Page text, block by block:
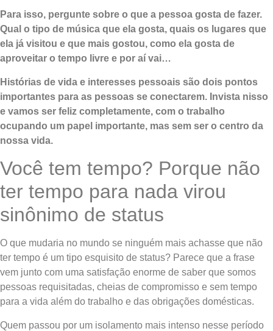
Para isso, pergunte sobre o que a pessoa gosta de fazer.
Qual o tipo de música que ela gosta, quais os lugares que
ela já visitou e que mais gostou, como ela gosta de
aproveitar o tempo livre e por aí vai…
Histórias de vida e interesses pessoais são dois pontos
importantes para as pessoas se conectarem. Invista nisso
e vamos ser feliz completamente, com o trabalho
ocupando um papel importante, mas sem ser o centro da
nossa vida.
Você tem tempo? Porque não
ter tempo para nada virou
sinônimo de status
O que mudaria no mundo se ninguém mais achasse que não
ter tempo é um tipo esquisito de status? Parece que a frase
vem junto com uma satisfação enorme de saber que somos
pessoas requisitadas, cheias de compromisso e sem tempo
para a vida além do trabalho e das obrigações domésticas.
Quem passou por um isolamento mais intenso nesse período